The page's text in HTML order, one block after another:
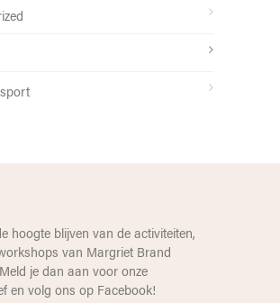
hoogte blijven van de activiteiten,
van Margriet Brand
je dan aan voor onze
en volg ons op Facebook!